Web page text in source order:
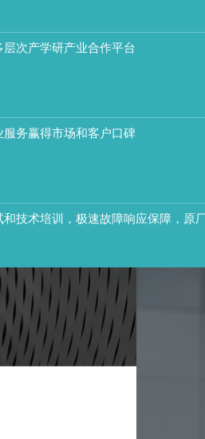
次产学研产业合作平台
务赢得市场和客户口碑
技术培训，极速故障响应保障，原